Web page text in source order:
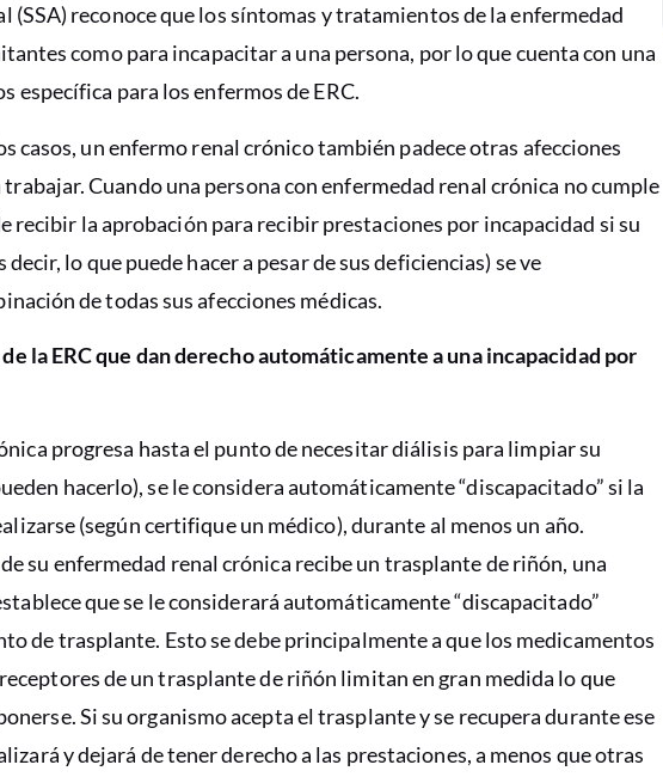
(SSA) reconoce que los síntomas y tratamientos de la enfermedad
como para incapacitar a una persona, por lo que cuenta con una
específica para los enfermos de ERC.
casos, un enfermo renal crónico también padece otras afecciones
Cuando una persona con enfermedad renal crónica no cumple
recibir la aprobación para recibir prestaciones por incapacidad si su
lo que puede hacer a pesar de sus deficiencias) se ve
de todas sus afecciones médicas.
la ERC que dan derecho automáticamente a una incapacidad por
progresa hasta el punto de necesitar diálisis para limpiar su
hacerlo), se le considera automáticamente “discapacitado” si la
(según certifique un médico), durante al menos un año.
su enfermedad renal crónica recibe un trasplante de riñón, una
que se le considerará automáticamente “discapacitado”
de trasplante. Esto se debe principalmente a que los medicamentos
de un trasplante de riñón limitan en gran medida lo que
Si su organismo acepta el trasplante y se recupera durante ese
y dejará de tener derecho a las prestaciones, a menos que otras